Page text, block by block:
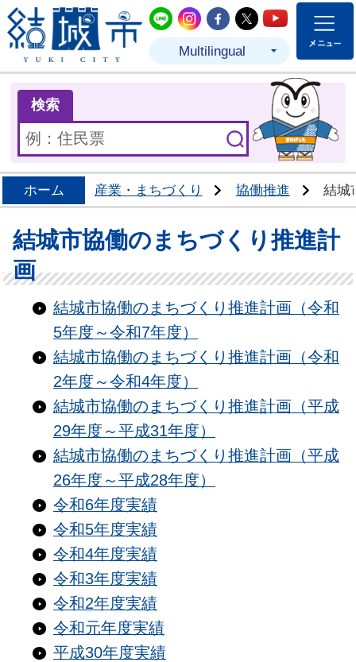
結城市公式LINE
結城市公式Instagram
結城市公式
結城市公式
結城市
Multilingual
検索
ホーム 産業・まちづくり 協働推進 結城
結城市協働のまちづくり推進計
画
結城市協働のまちづくり推進計画（令和
5年度～令和7年度）
結城市協働のまちづくり推進計画（令和
2年度～令和4年度）
結城市協働のまちづくり推進計画（平成
29年度～平成31年度）
結城市協働のまちづくり推進計画（平成
26年度～平成28年度）
令和6年度実績
令和5年度実績
令和4年度実績
令和3年度実績
令和2年度実績
令和元年度実績
平成30年度実績